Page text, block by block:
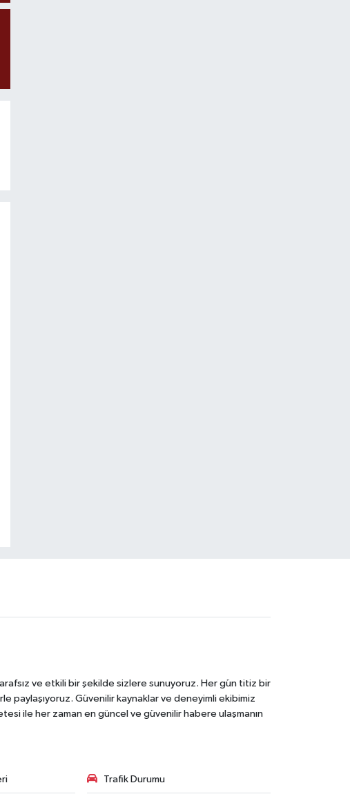
ve etkili bir şekilde sizlere sunuyoruz. Her gün titiz bir
paylaşıyoruz. Güvenilir kaynaklar ve deneyimli ekibimiz
ile her zaman en güncel ve güvenilir habere ulaşmanın
Trafik Durumu